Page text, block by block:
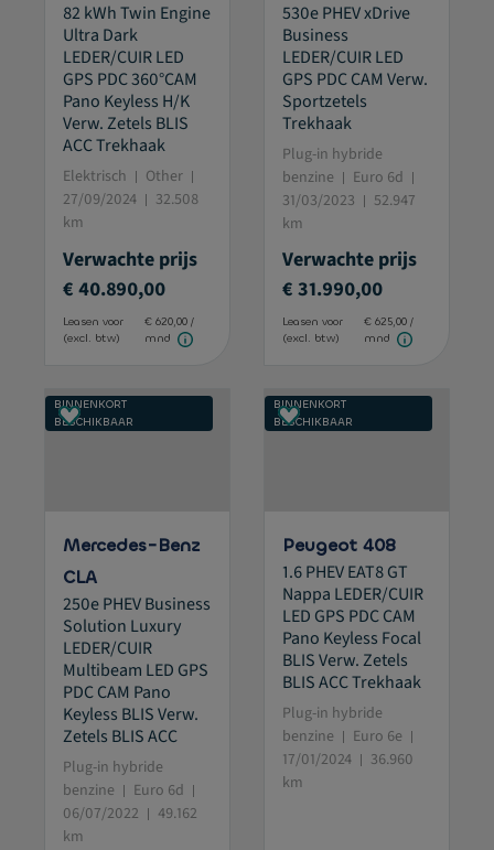
82 kWh Twin Engine
Ultra Dark
LEDER/CUIR LED
GPS PDC 360°CAM
Pano Keyless H/K
Verw. Zetels BLIS
ACC Trekhaak
Elektrisch
Other
27/09/2024
32.508
km
Verwachte prijs
€ 40.890,00
Leasen voor
(excl. btw)
€ 620,00 /
mnd
530e PHEV xDrive
Business
LEDER/CUIR LED
GPS PDC CAM Verw.
Sportzetels
Trekhaak
Plug-in hybride
benzine
Euro 6d
31/03/2023
52.947
km
Verwachte prijs
€ 31.990,00
Leasen voor
(excl. btw)
€ 625,00 /
mnd
BINNENKORT
BESCHIKBAAR
Mercedes-Benz
CLA
250e PHEV Business
Solution Luxury
LEDER/CUIR
Multibeam LED GPS
PDC CAM Pano
Keyless BLIS Verw.
Zetels BLIS ACC
Plug-in hybride
benzine
Euro 6d
06/07/2022
49.162
km
BINNENKORT
BESCHIKBAAR
Peugeot 408
1.6 PHEV EAT8 GT
Nappa LEDER/CUIR
LED GPS PDC CAM
Pano Keyless Focal
BLIS Verw. Zetels
BLIS ACC Trekhaak
Plug-in hybride
benzine
Euro 6e
17/01/2024
36.960
km